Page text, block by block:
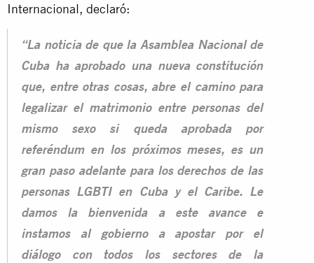
Internacional, declaró:
“La noticia de que la Asamblea Nacional de
Cuba ha aprobado una nueva constitución
que, entre otras cosas, abre el camino para
legalizar el matrimonio entre personas del
mismo sexo si queda aprobada por
referéndum en los próximos meses, es un
gran paso adelante para los derechos de las
personas LGBTI en Cuba y el Caribe. Le
damos la bienvenida a este avance e
instamos al gobierno a apostar por el
diálogo con todos los sectores de la